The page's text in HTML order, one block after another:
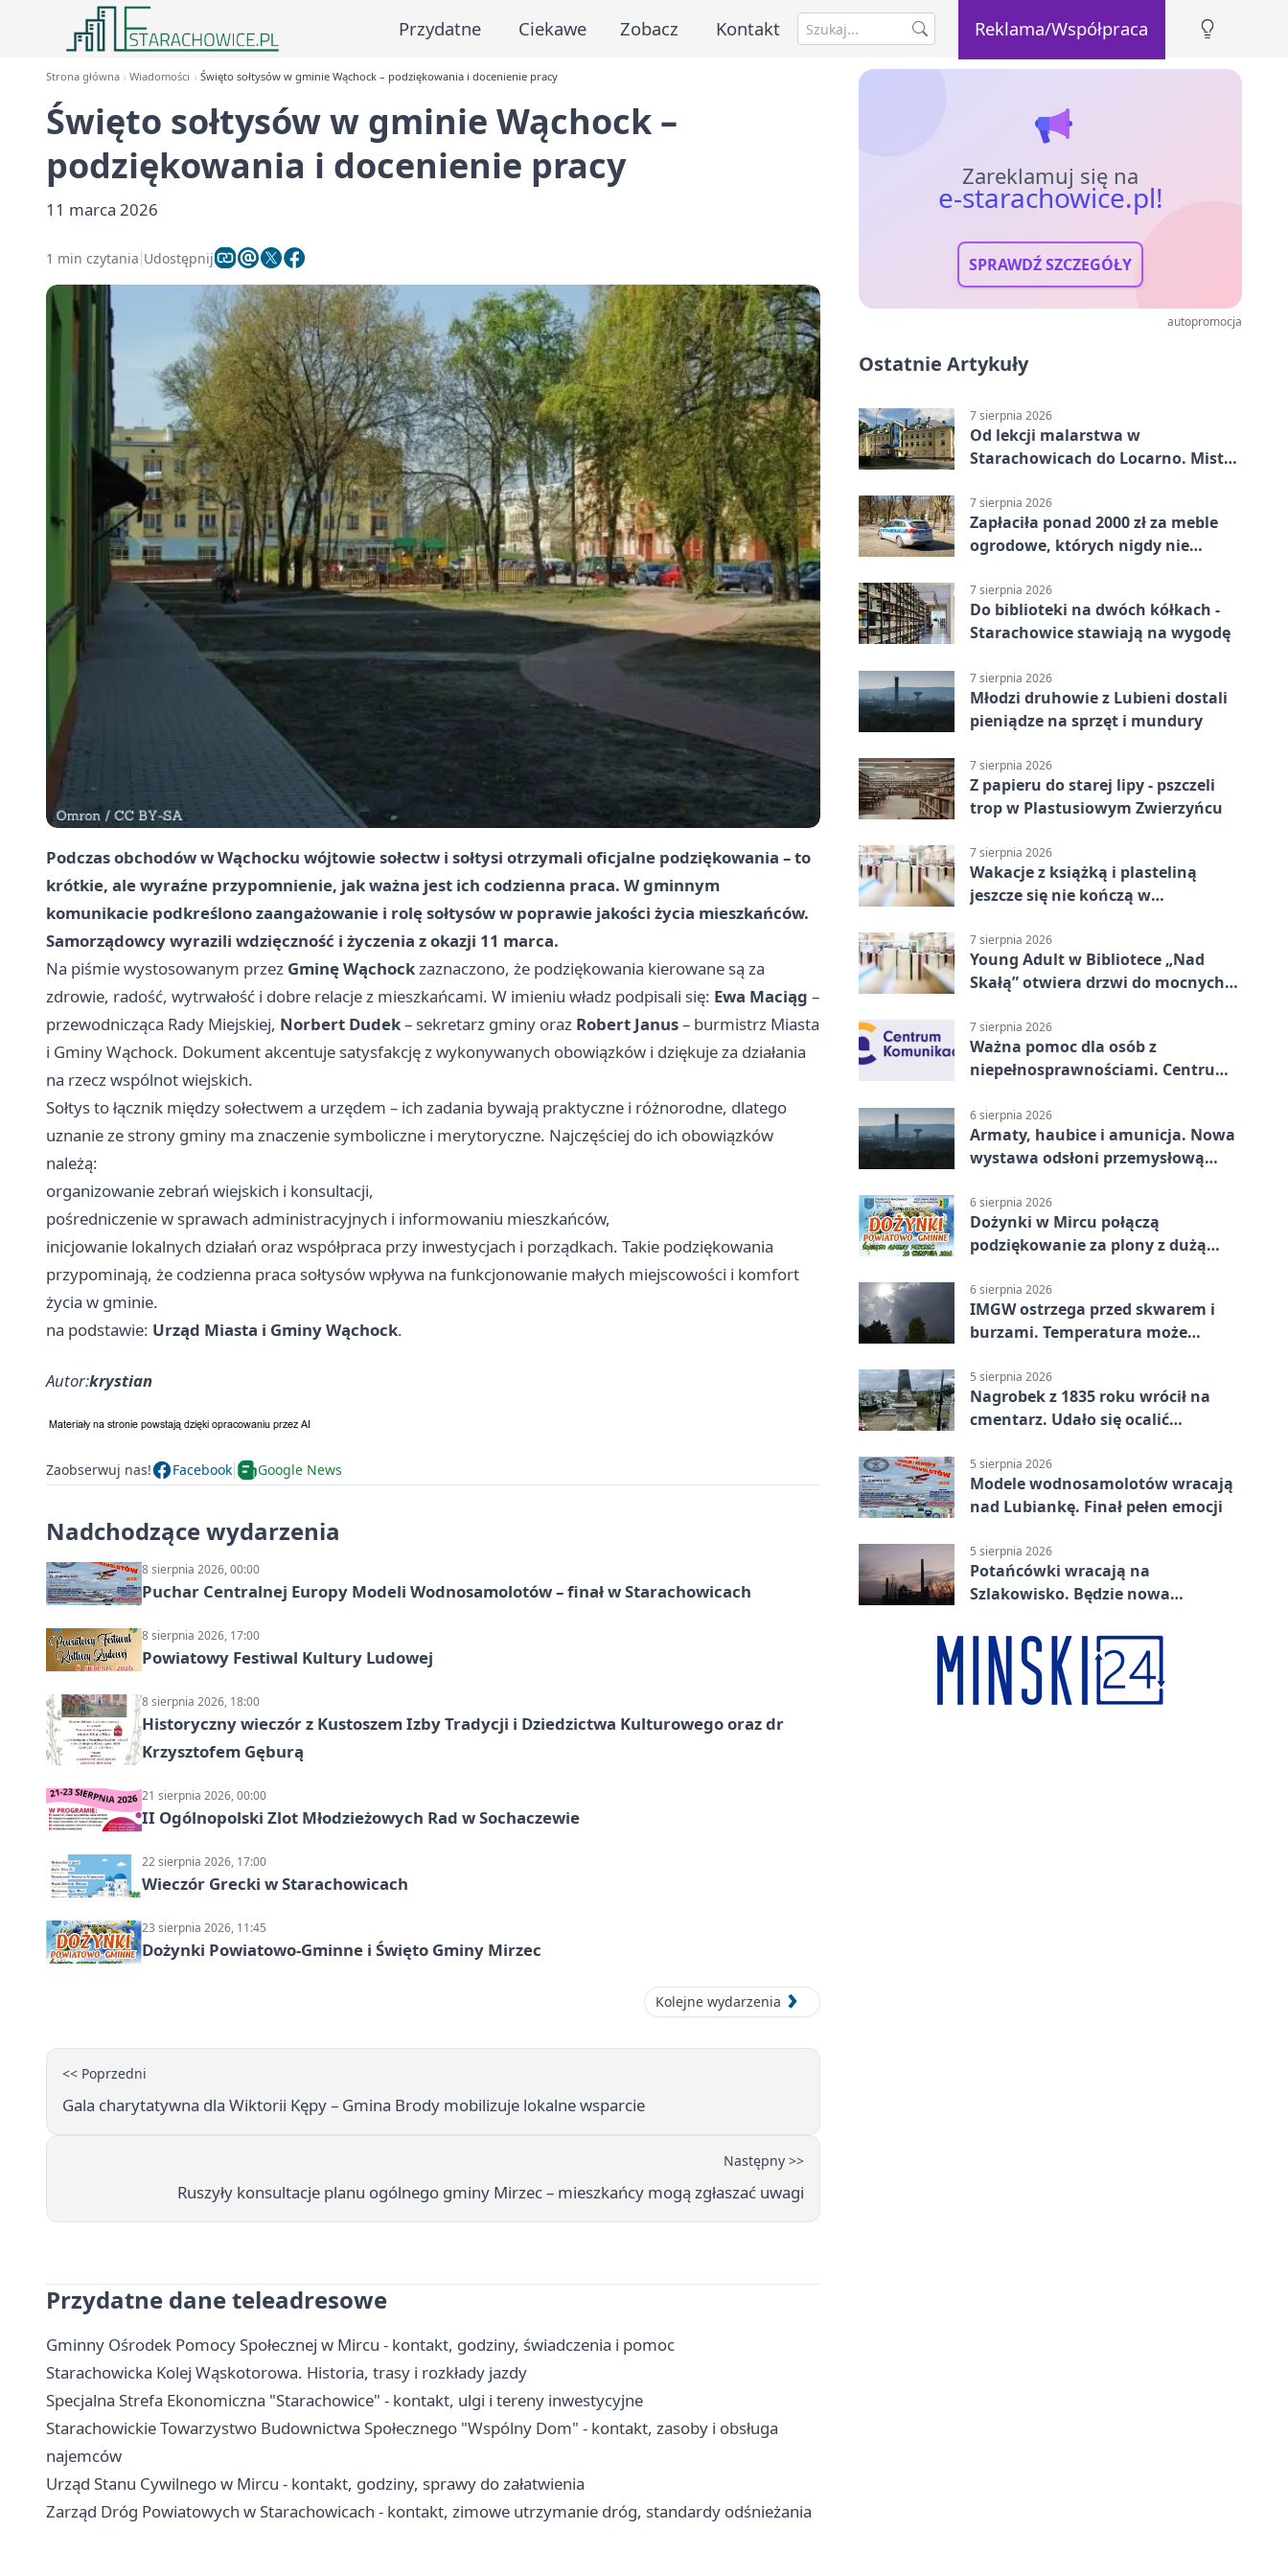
Przydatne Ciekawe Zobacz Kontakt Reklama/Współpraca
Strona główna Wiadomości Święto sołtysów w gminie Wąchock – podziękowania i docenienie pracy
Święto sołtysów w gminie Wąchock –
podziękowania i docenienie pracy
11 marca 2026
1 min czytania Udostępnij
Podczas obchodów wWąchocku wójtowie sołectw i sołtysi otrzymali oficjalne podziękowania – to
krótkie, ale wyraźne przypomnienie, jak ważna jest ich codzienna praca. W gminnym
komunikacie podkreślono zaangażowanie i rolę sołtysów w poprawie jakości życia mieszkańców.
Samorządowcy wyrazili wdzięczność i życzenia z okazji 11 marca.
Na piśmie wystosowanym przez Gminę Wąchockzaznaczono, że podziękowania kierowane są za
zdrowie, radość, wytrwałość i dobre relacje z mieszkańcami. W imieniu władz podpisali się: Ewa Maciąg –
przewodnicząca Rady Miejskiej, Norbert Dudek– sekretarz gminy oraz Robert Janus– burmistrz Miasta
i Gminy Wąchock. Dokument akcentuje satysfakcję z wykonywanych obowiązków i dziękuje za działania
na rzecz wspólnot wiejskich.
Sołtys to łącznik między sołectwem a urzędem – ich zadania bywają praktyczne i różnorodne, dlatego
uznanie ze strony gminy ma znaczenie symboliczne i merytoryczne. Najczęściej do ich obowiązków
należą:
organizowanie zebrań wiejskich i konsultacji,
pośredniczenie w sprawach administracyjnych i informowaniu mieszkańców,
inicjowanie lokalnych działań oraz współpraca przy inwestycjach i porządkach. Takie podziękowania
przypominają, że codzienna praca sołtysów wpływa na funkcjonowanie małych miejscowości i komfort
życia w gminie.
na podstawie: Urząd Miasta i Gminy Wąchock.
Autor:krystian
Zaobserwuj nas! Facebook Google News
Nadchodzące wydarzenia
8 sierpnia 2026, 00:00
Puchar Centralnej Europy Modeli Wodnosamolotów – finał w Starachowicach
8 sierpnia 2026, 17:00
Powiatowy Festiwal Kultury Ludowej
8 sierpnia 2026, 18:00
Historyczny wieczór z Kustoszem Izby Tradycji i Dziedzictwa Kulturowego oraz dr
Krzysztofem Gęburą
21 sierpnia 2026, 00:00
II Ogólnopolski Zlot Młodzieżowych Rad w Sochaczewie
22 sierpnia 2026, 17:00
Wieczór Grecki w Starachowicach
23 sierpnia 2026, 11:45
Dożynki Powiatowo-Gminne i Święto Gminy Mirzec
Kolejne wydarzenia
<< Poprzedni
Gala charytatywna dla Wiktorii Kępy – Gmina Brody mobilizuje lokalne wsparcie
Następny >>
Ruszyły konsultacje planu ogólnego gminy Mirzec – mieszkańcy mogą zgłaszać uwagi
Przydatne dane teleadresowe
Gminny Ośrodek Pomocy Społecznej w Mircu - kontakt, godziny, świadczenia i pomoc
Starachowicka Kolej Wąskotorowa. Historia, trasy i rozkłady jazdy
Specjalna Strefa Ekonomiczna "Starachowice" - kontakt, ulgi i tereny inwestycyjne
Starachowickie Towarzystwo Budownictwa Społecznego "Wspólny Dom" - kontakt, zasoby i obsługa
najemców
Urząd Stanu Cywilnego w Mircu - kontakt, godziny, sprawy do załatwienia
Zarząd Dróg Powiatowych w Starachowicach - kontakt, zimowe utrzymanie dróg, standardy odśnieżania
Zareklamuj się na
e-starachowice.pl!
SPRAWDŹ SZCZEGÓŁY
autopromocja
Ostatnie Artykuły
7 sierpnia 2026
Od lekcji malarstwa w
Starachowicach do Locarno. Mistrz
7 sierpnia 2026
Zapłaciła ponad 2000 zł za meble
ogrodowe, których nigdy nie
7 sierpnia 2026
Do biblioteki na dwóch kółkach -
Starachowice stawiają na wygodę
7 sierpnia 2026
Młodzi druhowie z Lubieni dostali
pieniądze na sprzęt i mundury
7 sierpnia 2026
Z papieru do starej lipy - pszczeli
trop w Plastusiowym Zwierzyńcu
7 sierpnia 2026
Wakacje z książką i plasteliną
jeszcze się nie kończą w
7 sierpnia 2026
Young Adult w Bibliotece „Nad
Skałą” otwiera drzwi do mocnych
7 sierpnia 2026
Ważna pomoc dla osób z
niepełnosprawnościami. Centrum
6 sierpnia 2026
Armaty, haubice i amunicja. Nowa
wystawa odsłoni przemysłową
6 sierpnia 2026
Dożynki w Mircu połączą
podziękowanie za plony z dużą
6 sierpnia 2026
IMGW ostrzega przed skwarem i
burzami. Temperatura może
5 sierpnia 2026
Nagrobek z 1835 roku wrócił na
cmentarz. Udało się ocalić
5 sierpnia 2026
Modele wodnosamolotów wracają
nad Lubiankę. Finał pełen emocji
5 sierpnia 2026
Potańcówki wracają na
Szlakowisko. Będzie nowa